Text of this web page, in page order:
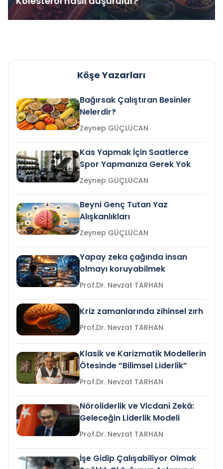
Köşe Yazarları
Bağırsak Çalıştıran Besinler
Nelerdir?
Zeynep GÜÇLÜCAN
Kas Yapmak İçin Saatlerce
Spor Yapmanıza Gerek Yok
Zeynep GÜÇLÜCAN
Beyni Genç Tutan Yaz
Alışkanlıkları
Zeynep GÜÇLÜCAN
Yapay zeka çağında insan
olmayı koruyabilmek
Prof.Dr. Nevzat TARHAN
Kriz zamanlarında zihinsel zırh
Prof.Dr. Nevzat TARHAN
Klasik ve Karizmatik Modellerin
Ötesinde “Bilimsel Liderlik”
Prof.Dr. Nevzat TARHAN
Nöroliderlik ve Vicdani Zekâ:
Geleceğin Liderlik Modeli
Prof.Dr. Nevzat TARHAN
İşe Gidip Çalışabiliyor Olmak